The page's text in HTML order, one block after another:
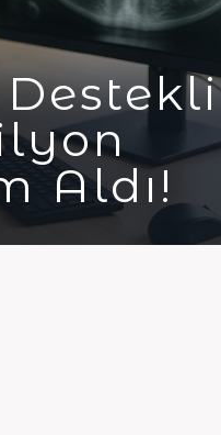
Aldı!